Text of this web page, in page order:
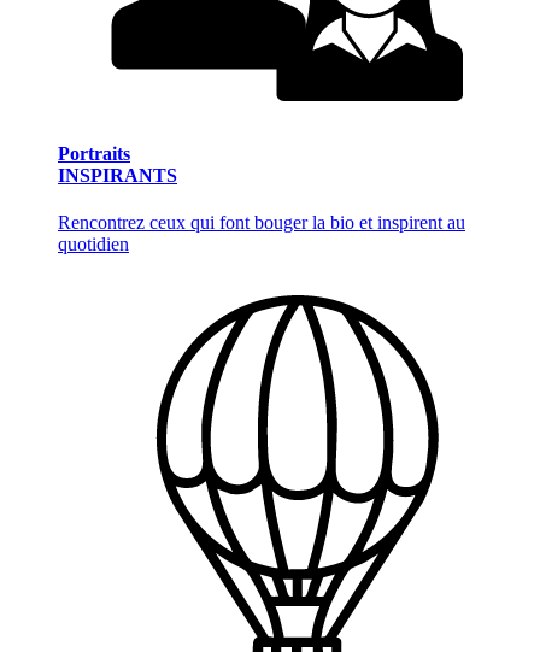
Portraits
INSPIRANTS
Rencontrez ceux qui font bouger la bio et inspirent au
quotidien